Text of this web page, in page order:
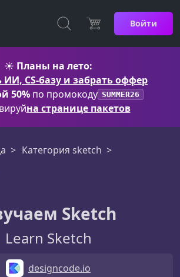
Войти
☀️ Планы на лето:
ИИ, CS-базу и забрать оффер
50% по промокоду SUMMER26
на странице пакетов
Категория sketch
Sketch
Learn Sketch
designcode.io